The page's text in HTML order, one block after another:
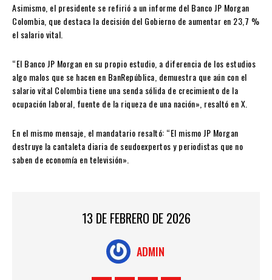
Asimismo, el presidente se refirió a un informe del Banco JP Morgan
Colombia, que destaca la decisión del Gobierno de aumentar en 23,7 %
el salario vital.
“El Banco JP Morgan en su propio estudio, a diferencia de los estudios
algo malos que se hacen en BanRepública, demuestra que aún con el
salario vital Colombia tiene una senda sólida de crecimiento de la
ocupación laboral, fuente de la riqueza de una nación», resaltó en X.
En el mismo mensaje, el mandatario resaltó: “El mismo JP Morgan
destruye la cantaleta diaria de seudoexpertos y periodistas que no
saben de economía en televisión».
13 DE FEBRERO DE 2026
ADMIN